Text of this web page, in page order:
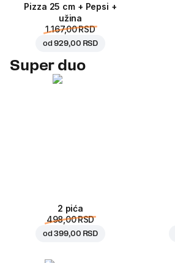
Pizza 25 cm + Pepsi +
užina
1.167,00 RSD
od929,00 RSD
Super duo
2 pića
498,00 RSD
od399,00 RSD